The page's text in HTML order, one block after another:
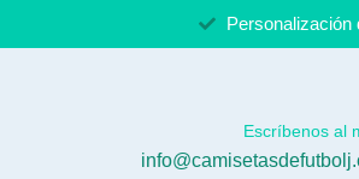
Personalización
Escríbenos al